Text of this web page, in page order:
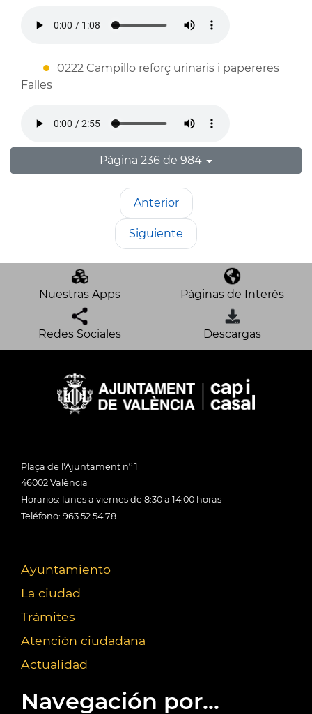
0222 Campillo reforç urinaris i papereres
Falles
Página 236 de 984
Anterior
Siguiente
Nuestras Apps Páginas de Interés
Redes Sociales Descargas
Plaça de l'Ajuntament nº 1
46002 València
Horarios: lunes a viernes de 8:30 a 14:00 horas
Teléfono: 963 52 54 78
Ayuntamiento
La ciudad
Trámites
Atención ciudadana
Actualidad
Navegación por...